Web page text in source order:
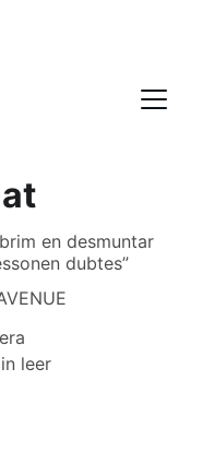
en desmuntar
dubtes”
leer